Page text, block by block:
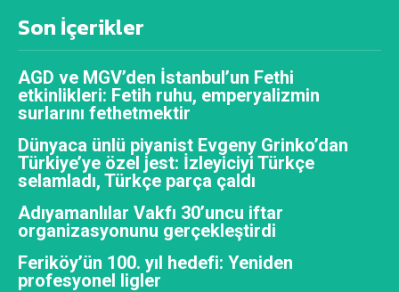
Son İçerikler
AGD ve MGV’den İstanbul’un Fethi
etkinlikleri: Fetih ruhu, emperyalizmin
surlarını fethetmektir
Dünyaca ünlü piyanist Evgeny Grinko’dan
Türkiye’ye özel jest: İzleyiciyi Türkçe
selamladı, Türkçe parça çaldı
Adıyamanlılar Vakfı 30’uncu iftar
organizasyonunu gerçekleştirdi
Feriköy’ün 100. yıl hedefi: Yeniden
profesyonel ligler